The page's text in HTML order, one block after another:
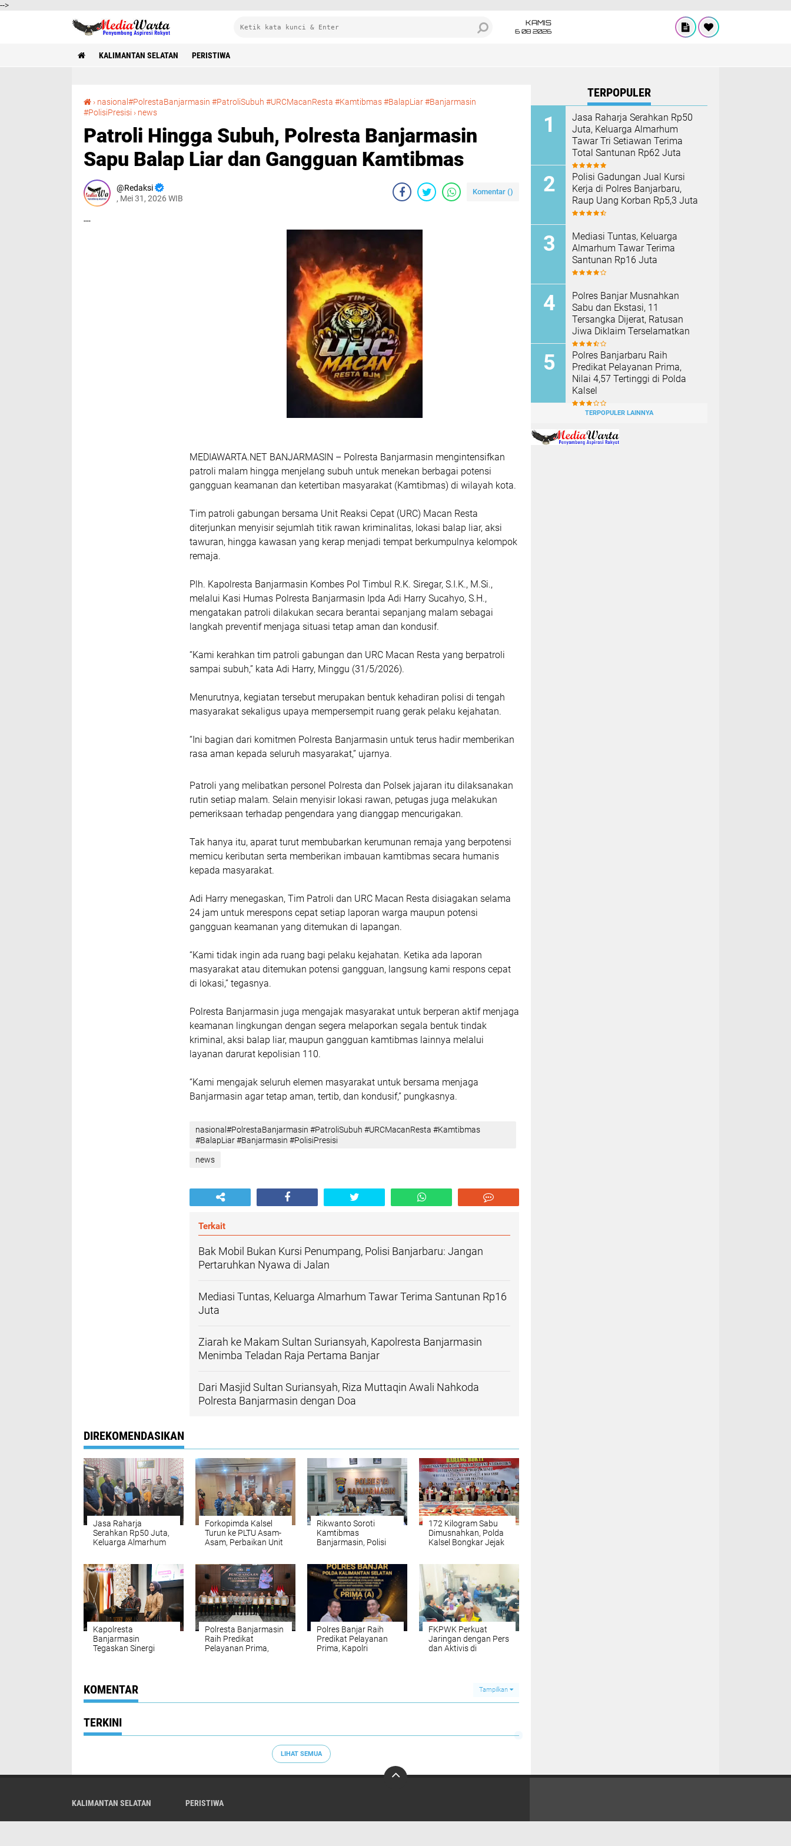
-->
KAMIS
6 08 2026
KALIMANTAN SELATAN PERISTIWA
› nasional#PolrestaBanjarmasin #PatroliSubuh #URCMacanResta #Kamtibmas #BalapLiar #Banjarmasin
#PolisiPresisi › news
Patroli Hingga Subuh, Polresta Banjarmasin
Sapu Balap Liar dan Gangguan Kamtibmas
Redaksi
, Mei 31, 2026 WIB
Komentar ()
---
MEDIAWARTA.NET BANJARMASIN – Polresta Banjarmasin mengintensifkan
patroli malam hingga menjelang subuh untuk menekan berbagai potensi
gangguan keamanan dan ketertiban masyarakat (Kamtibmas) di wilayah kota.
Tim patroli gabungan bersama Unit Reaksi Cepat (URC) Macan Resta
diterjunkan menyisir sejumlah titik rawan kriminalitas, lokasi balap liar, aksi
tawuran, hingga kawasan yang kerap menjadi tempat berkumpulnya kelompok
remaja.
Plh. Kapolresta Banjarmasin Kombes Pol Timbul R.K. Siregar, S.I.K., M.Si.,
melalui Kasi Humas Polresta Banjarmasin Ipda Adi Harry Sucahyo, S.H.,
mengatakan patroli dilakukan secara berantai sepanjang malam sebagai
langkah preventif menjaga situasi tetap aman dan kondusif.
“Kami kerahkan tim patroli gabungan dan URC Macan Resta yang berpatroli
sampai subuh,” kata Adi Harry, Minggu (31/5/2026).
Menurutnya, kegiatan tersebut merupakan bentuk kehadiran polisi di tengah
masyarakat sekaligus upaya mempersempit ruang gerak pelaku kejahatan.
“Ini bagian dari komitmen Polresta Banjarmasin untuk terus hadir memberikan
rasa aman kepada seluruh masyarakat,” ujarnya.
Patroli yang melibatkan personel Polresta dan Polsek jajaran itu dilaksanakan
rutin setiap malam. Selain menyisir lokasi rawan, petugas juga melakukan
pemeriksaan terhadap pengendara yang dianggap mencurigakan.
Tak hanya itu, aparat turut membubarkan kerumunan remaja yang berpotensi
memicu keributan serta memberikan imbauan kamtibmas secara humanis
kepada masyarakat.
Adi Harry menegaskan, Tim Patroli dan URC Macan Resta disiagakan selama
24 jam untuk merespons cepat setiap laporan warga maupun potensi
gangguan keamanan yang ditemukan di lapangan.
“Kami tidak ingin ada ruang bagi pelaku kejahatan. Ketika ada laporan
masyarakat atau ditemukan potensi gangguan, langsung kami respons cepat
di lokasi,” tegasnya.
Polresta Banjarmasin juga mengajak masyarakat untuk berperan aktif menjaga
keamanan lingkungan dengan segera melaporkan segala bentuk tindak
kriminal, aksi balap liar, maupun gangguan kamtibmas lainnya melalui
layanan darurat kepolisian 110.
“Kami mengajak seluruh elemen masyarakat untuk bersama menjaga
Banjarmasin agar tetap aman, tertib, dan kondusif,” pungkasnya.
nasional#PolrestaBanjarmasin #PatroliSubuh #URCMacanResta #Kamtibmas
#BalapLiar #Banjarmasin #PolisiPresisi
news
Terkait
Bak Mobil Bukan Kursi Penumpang, Polisi Banjarbaru: Jangan
Pertaruhkan Nyawa di Jalan
Mediasi Tuntas, Keluarga Almarhum Tawar Terima Santunan Rp16
Juta
Ziarah ke Makam Sultan Suriansyah, Kapolresta Banjarmasin
Menimba Teladan Raja Pertama Banjar
Dari Masjid Sultan Suriansyah, Riza Muttaqin Awali Nahkoda
Polresta Banjarmasin dengan Doa
DIREKOMENDASIKAN
Jasa Raharja
Serahkan Rp50 Juta,
Keluarga Almarhum
Santunan Rp62 Juta
Forkopimda Kalsel
Turun ke PLTU Asam-
Asam, Perbaikan Unit
Rikwanto Soroti
Kamtibmas
Banjarmasin, Polisi
172 Kilogram Sabu
Dimusnahkan, Polda
Kalsel Bongkar Jejak
Kapolresta
Banjarmasin
Tegaskan Sinergi
Polresta Banjarmasin
Raih Predikat
Pelayanan Prima,
Polres Banjar Raih
Predikat Pelayanan
Prima, Kapolri
FKPWK Perkuat
Jaringan dengan Pers
dan Aktivis di
KOMENTAR Tampilkan
TERKINI
LIHAT SEMUA
TERPOPULER
Jasa Raharja Serahkan Rp50
Juta, Keluarga Almarhum
Tawar Tri Setiawan Terima
Total Santunan Rp62 Juta
Polisi Gadungan Jual Kursi
Kerja di Polres Banjarbaru,
Raup Uang Korban Rp5,3 Juta
Mediasi Tuntas, Keluarga
Almarhum Tawar Terima
Santunan Rp16 Juta
Polres Banjar Musnahkan
Sabu dan Ekstasi, 11
Tersangka Dijerat, Ratusan
Jiwa Diklaim Terselamatkan
Polres Banjarbaru Raih
Predikat Pelayanan Prima,
Nilai 4,57 Tertinggi di Polda
Kalsel
TERPOPULER LAINNYA
KALIMANTAN SELATAN PERISTIWA